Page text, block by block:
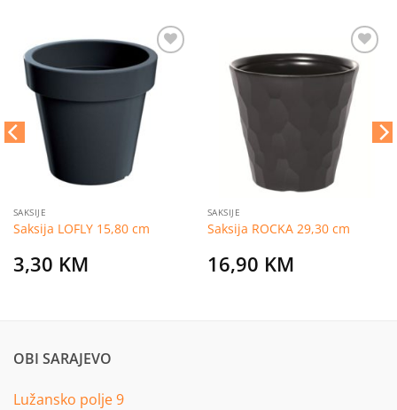
Dodaj
SAKSIJE
Saksija LOFLY 15,80 cm
3,30 KM
Dodaj
na
listu
želja
SAKSIJE
Saksija ROCKA 29,30 cm
16,90 KM
OBI SARAJEVO
Lužansko polje 9